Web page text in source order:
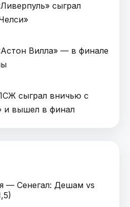
сыграл
Вилла» — в финале
сыграл вничью с
и вышел в финал
— Сенегал: Дешам vs